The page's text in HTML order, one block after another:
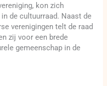
kon zich
de cultuurraad. Naast de
verenigingen telt de raad
zij voor een brede
gemeenschap in de